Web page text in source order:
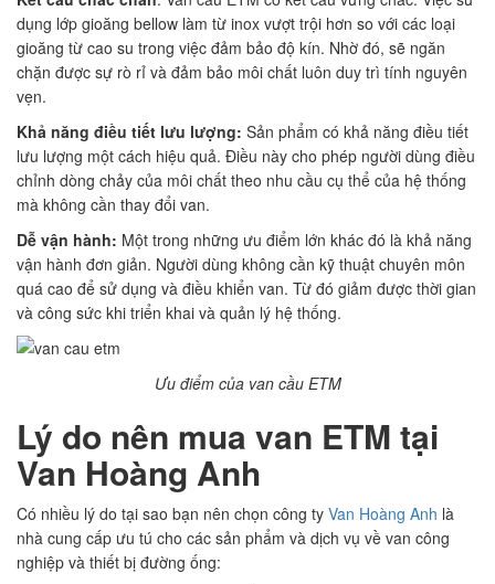
dụng lớp gioăng bellow làm từ inox vượt trội hơn so với các loại
gioăng từ cao su trong việc đảm bảo độ kín. Nhờ đó, sẽ ngăn
chặn được sự rò rỉ và đảm bảo môi chất luôn duy trì tính nguyên
vẹn.
Khả năng điều tiết lưu lượng: Sản phẩm có khả năng điều tiết
lưu lượng một cách hiệu quả. Điều này cho phép người dùng điều
chỉnh dòng chảy của môi chất theo nhu cầu cụ thể của hệ thống
mà không cần thay đổi van.
Dễ vận hành: Một trong những ưu điểm lớn khác đó là khả năng
vận hành đơn giản. Người dùng không cần kỹ thuật chuyên môn
quá cao để sử dụng và điều khiển van. Từ đó giảm được thời gian
và công sức khi triển khai và quản lý hệ thống.
Ưu điểm của van cầu ETM
Lý do nên mua van ETM tại
Van Hoàng Anh
Có nhiều lý do tại sao bạn nên chọn công ty Van Hoàng Anh là
nhà cung cấp ưu tú cho các sản phẩm và dịch vụ về van công
nghiệp và thiết bị đường ống: